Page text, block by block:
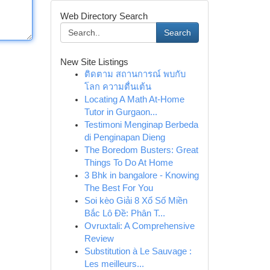
Web Directory Search
Search
New Site Listings
ติดตาม สถานการณ์ พบกับ
โลก ความตื่นเต้น
Locating A Math At-Home
Tutor in Gurgaon...
Testimoni Menginap Berbeda
di Penginapan Dieng
The Boredom Busters: Great
Things To Do At Home
3 Bhk in bangalore - Knowing
The Best For You
Soi kèo Giải 8 Xổ Số Miền
Bắc Lô Đề: Phân T...
Ovruxtali: A Comprehensive
Review
Substitution à Le Sauvage :
Les meilleurs...